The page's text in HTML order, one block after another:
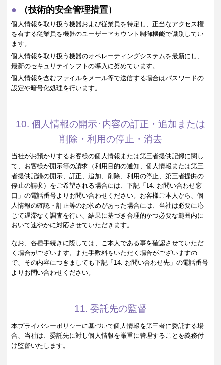
（技術的安全管理措置）
個人情報を取り扱う機器および従業員を特定し、正当なアクセス権
を有する従業員を機器のユーザーアカウント制御機能で識別してい
ます。
個人情報を取り扱う機器のオペレーティングシステムを最新にし、
最新のセキュリテイソフトの導入に努めています。
個人情報を含むファイルをメール等で送信する場合はパスワードの
設定や暗号化処理を行います。
10. 個人情報の開示･内容の訂正・追加または
削除・利用の停止・消去
当社がお預かりするお客様の個人情報または第三者提供記録に関し
て、お客様が開示等の請求（利用目的の通知、個人情報または第三
者提供記録の開示、訂正、追加、削除、利用の停止、第三者提供の
停止の請求）をご希望される場合には、下記「14. お問い合わせ窓
口」の電話番号よりお問い合わせください。お客様ご本人から、個
人情報の確認・訂正等のお求めがあった場合には、当社は必要に応
じて遅滞なく調査を行い、結果に基づき合理的かつ必要な範囲内に
おいて速やかに対応させていただきます。
なお、各種手続きに際しては、ご本人である事を確認させていただ
く場合がございます。また手数料をいただく場合がございますの
で、その内容につきましても下記「14. お問い合わせ先」の電話番号
よりお問い合わせください。
11. 委託先の監督
本プライバシーポリシーに基づいて個人情報を第三者に委託する場
合、当社は、委託先に対し個人情報を厳重に管理することを義務付
け監督いたします。